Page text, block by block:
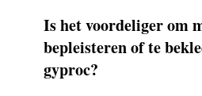
Is het voordeliger om
bepleisteren of te
gyproc?